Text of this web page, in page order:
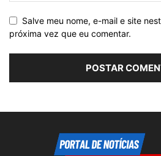
Salve meu nome, e-mail e site
próxima vez que eu comentar.